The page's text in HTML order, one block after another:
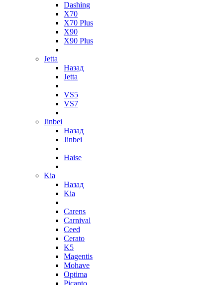
Dashing
X70
X70 Plus
X90
X90 Plus
Jetta
Назад
Jetta
VS5
VS7
Jinbei
Назад
Jinbei
Haise
Kia
Назад
Kia
Carens
Carnival
Ceed
Cerato
K5
Magentis
Mohave
Optima
Picanto